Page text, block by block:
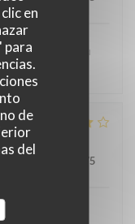
en
para
de
del
l'accueil et au
/5